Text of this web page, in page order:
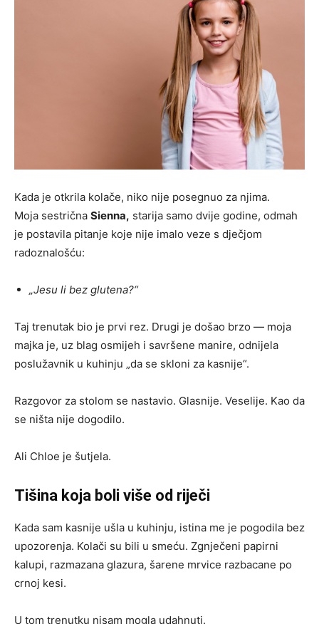
Kada je otkrila kolače, niko nije posegnuo za njima.
Moja sestrična Sienna, starija samo dvije godine, odmah
je postavila pitanje koje nije imalo veze s dječjom
radoznalošću:
„Jesu li bez glutena?“
Taj trenutak bio je prvi rez. Drugi je došao brzo — moja
majka je, uz blag osmijeh i savršene manire, odnijela
poslužavnik u kuhinju „da se skloni za kasnije“.
Razgovor za stolom se nastavio. Glasnije. Veselije. Kao da
se ništa nije dogodilo.
Ali Chloe je šutjela.
Tišina koja boli više od riječi
Kada sam kasnije ušla u kuhinju, istina me je pogodila bez
upozorenja. Kolači su bili u smeću. Zgnječeni papirni
kalupi, razmazana glazura, šarene mrvice razbacane po
crnoj kesi.
U tom trenutku nisam mogla udahnuti.